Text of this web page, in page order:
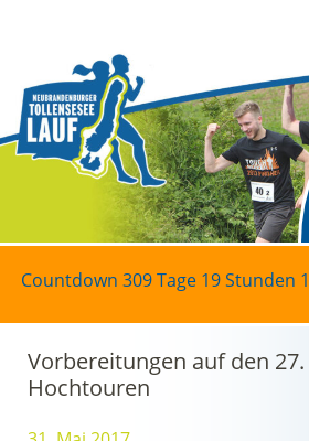
Countdown 309 Tage 19 Stunden
Vorbereitungen auf den
Hochtouren